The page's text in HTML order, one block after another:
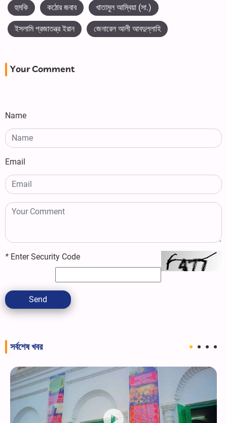
হুমকি কঠোর জবাব খাতামুল আম্বিয়া (সা.)
ইসলামি প্রজাতন্ত্র ইরান জেনারেল আলী আবদুল্লাহি
Your Comment
Name
Email
* Enter Security Code
Send
সর্বশেষ খবর